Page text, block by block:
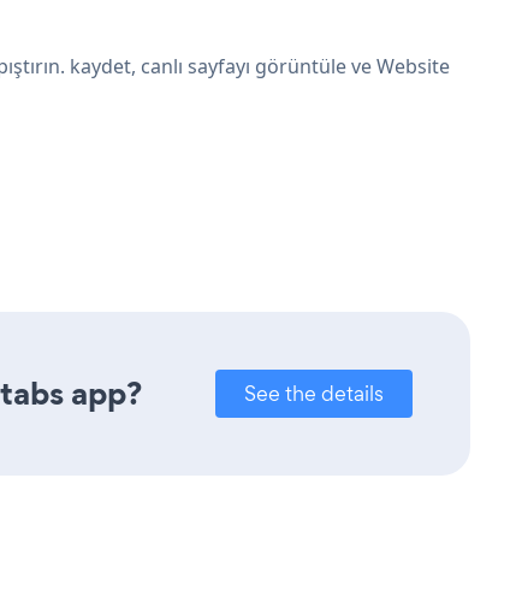
kaydet, canlı sayfayı görüntüle ve Website
app? See the details